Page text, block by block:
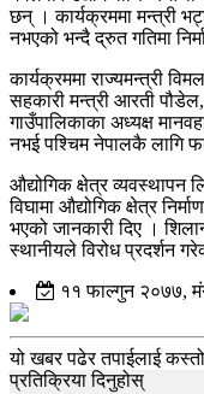
छन् । कार्यक्रममा मन्त्री
नभएको भन्दै द्रुत गतिमा
कार्यक्रममा राज्यमन्त्री
सहकारी मन्त्री आरती
गाउँपालिकाका अध्यक्ष
नभई पश्चिम नेपालकै लागि
औद्योगिक क्षेत्र व्यवस्थापन
विघामा औद्योगिक क्षेत्र
भएको जानकारी दिए ।
स्थानीयले विरोध प्रदर्शन
११ फाल्गुन २०७७,
यो खबर पढेर तपाईलाई
प्रतिक्रिया दिनुहोस्